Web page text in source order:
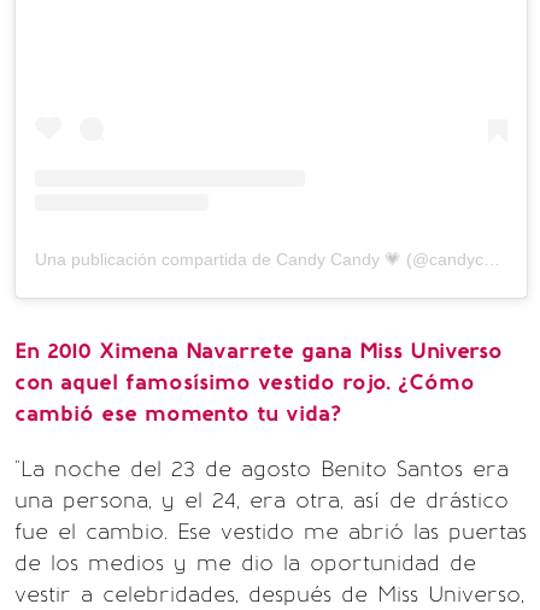
Una publicación compartida de Candy Candy 💗 (@candycandycorazon)
En 2010 Ximena Navarrete gana Miss Universo
con aquel famosísimo vestido rojo. ¿Cómo
cambió ese momento tu vida?
"La noche del 23 de agosto Benito Santos era
una persona, y el 24, era otra, así de drástico
fue el cambio. Ese vestido me abrió las puertas
de los medios y me dio la oportunidad de
vestir a celebridades, después de Miss Universo,